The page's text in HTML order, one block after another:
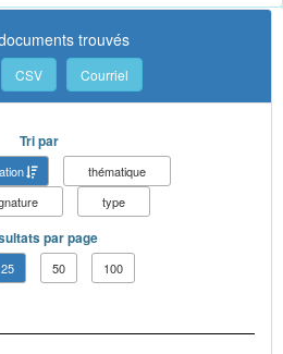
trouvés
CSV Courriel
Tri par
thématique
type
par page
25 50 100